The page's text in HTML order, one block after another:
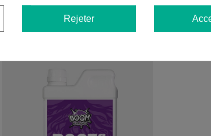
Vous aimerez aussi
Rejeter